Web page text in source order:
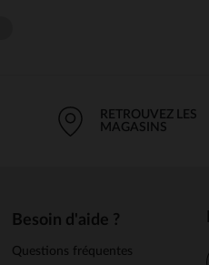
RETROUVEZ LES
MAGASINS
Besoin d'aide ?
Questions fréquentes